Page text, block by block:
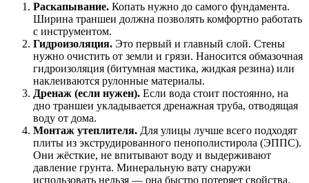
Раскапывание. Копать нужно до самого фундамента.
Ширина траншеи должна позволять комфортно работать
с инструментом.
Гидроизоляция. Это первый и главный слой. Стены
нужно очистить от земли и грязи. Наносится обмазочная
гидроизоляция (битумная мастика, жидкая резина) или
наклеиваются рулонные материалы.
Дренаж (если нужен). Если вода стоит постоянно, на
дно траншеи укладывается дренажная труба, отводящая
воду от дома.
Монтаж утеплителя. Для улицы лучше всего подходят
плиты из экструдированного пенополистирола (ЭППС).
Они жёсткие, не впитывают воду и выдерживают
давление грунта. Минеральную вату снаружи
использовать нельзя — она быстро потеряет свойства.